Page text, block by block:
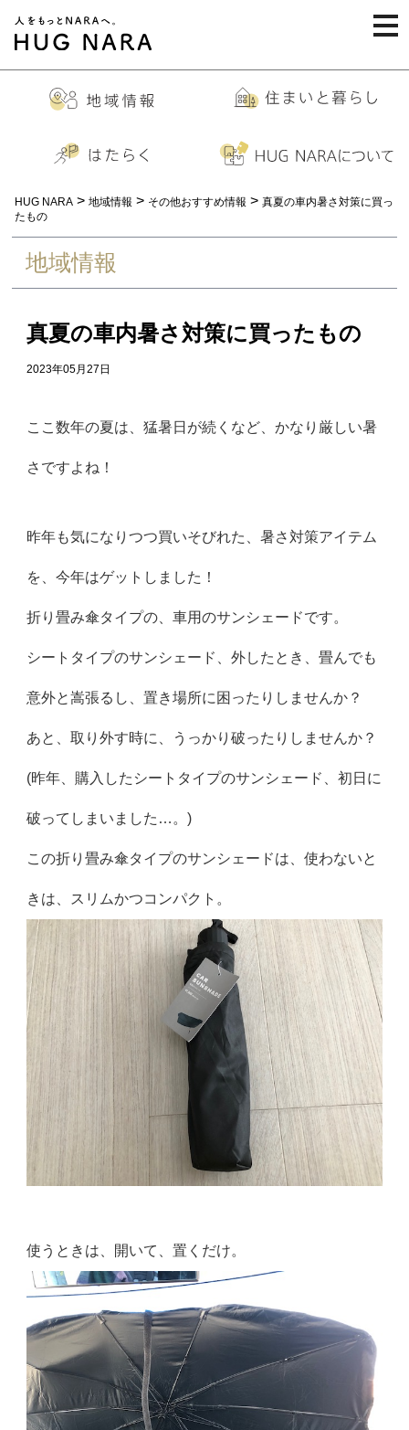
HUG NARA > 地域情報 > その他おすすめ情報 > 真夏の車内暑さ対策に買っ
たもの
地域情報
真夏の車内暑さ対策に買ったもの
2023年05月27日
ここ数年の夏は、猛暑日が続くなど、かなり厳しい暑
さですよね！
昨年も気になりつつ買いそびれた、暑さ対策アイテム
を、今年はゲットしました！
折り畳み傘タイプの、車用のサンシェードです。
シートタイプのサンシェード、外したとき、畳んでも
意外と嵩張るし、置き場所に困ったりしませんか？
あと、取り外す時に、うっかり破ったりしませんか？
(昨年、購入したシートタイプのサンシェード、初日に
破ってしまいました…。)
この折り畳み傘タイプのサンシェードは、使わないと
きは、スリムかつコンパクト。
使うときは、開いて、置くだけ。